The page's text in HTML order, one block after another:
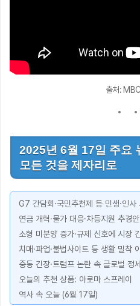
출처:
2025년 6월 17일 주요
모든 것을 제자리로
G7 간담회·국민추천제 등 민생·인사
연금 개혁·물가 대응·차등지원 추경
소형 미분양 증가·규제 신호에 시장
치매·파업·불법사이트 등 생활 밀착
중동 긴장·트럼프 논란 속 글로벌 정
오늘의 추천 상품: 아로마 스프레이
역사 속 오늘 (6월 17일)